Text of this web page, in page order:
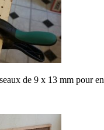
de 9 x 13 mm pour